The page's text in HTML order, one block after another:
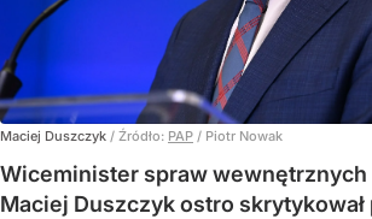
Maciej Duszczyk / Źródło: PAP / Piotr Nowak
Wiceminister spraw
Maciej Duszczyk ostro